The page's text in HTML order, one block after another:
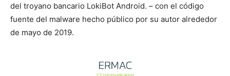
del troyano bancario LokiBot Android. – con el código
fuente del malware hecho público por su autor alrededor
de mayo de 2019.